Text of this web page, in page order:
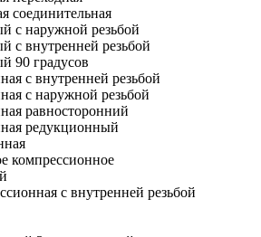
соединительная
с наружной резьбой
с внутренней резьбой
90 градусов
с внутренней резьбой
с наружной резьбой
равносторонний
редукционный
компрессионное
с внутренней резьбой